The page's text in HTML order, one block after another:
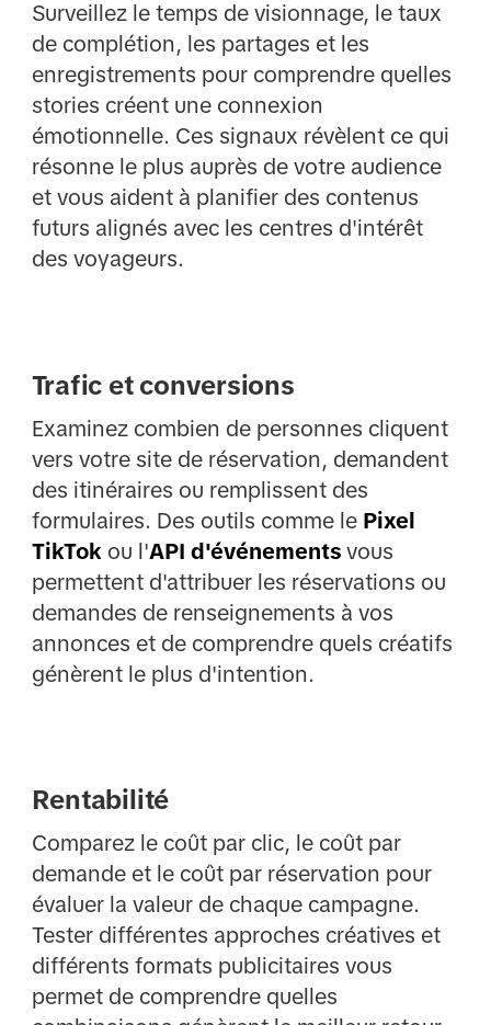
Surveillez le temps de visionnage, le taux
de complétion, les partages et les
enregistrements pour comprendre quelles
stories créent une connexion
émotionnelle. Ces signaux révèlent ce qui
résonne le plus auprès de votre audience
et vous aident à planifier des contenus
futurs alignés avec les centres d'intérêt
des voyageurs.
Trafic et conversions
Examinez combien de personnes cliquent
vers votre site de réservation, demandent
des itinéraires ou remplissent des
formulaires. Des outils comme le Pixel
TikTok ou l'API d'événementsvous
permettent d'attribuer les réservations ou
demandes de renseignements à vos
annonces et de comprendre quels créatifs
génèrent le plus d'intention.
Rentabilité
Comparez le coût par clic, le coût par
demande et le coût par réservation pour
évaluer la valeur de chaque campagne.
Tester différentes approches créatives et
différents formats publicitaires vous
permet de comprendre quelles